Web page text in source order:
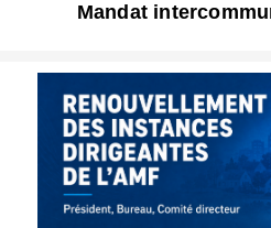
Mandat